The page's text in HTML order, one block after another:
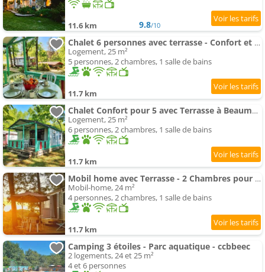
11.6 km 9.8/10
Chalet 6 personnes avec terrasse - Confort et équipements complets - API-1-52-349
Logement, 25 m²
5 personnes, 2 chambres, 1 salle de bains
11.7 km
Chalet Confort pour 5 avec Terrasse à Beaumont-du-Périgord - API-1-52-192
Logement, 25 m²
6 personnes, 2 chambres, 1 salle de bains
11.7 km
Mobil home avec Terrasse - 2 Chambres pour 4 Pers. - API-1-52-412
Mobil-home, 24 m²
4 personnes, 2 chambres, 1 salle de bains
11.7 km
Camping 3 étoiles - Parc aquatique - ccbbeec
2 logements, 24 et 25 m²
4 et 6 personnes